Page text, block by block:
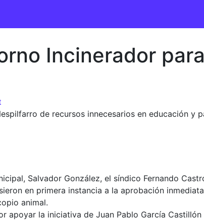
Incinerador
de recursos innecesarios en educación y
Salvador González, el síndico Fernando
en primera instancia a la aprobación
animal.
apoyar la iniciativa de Juan Pablo García